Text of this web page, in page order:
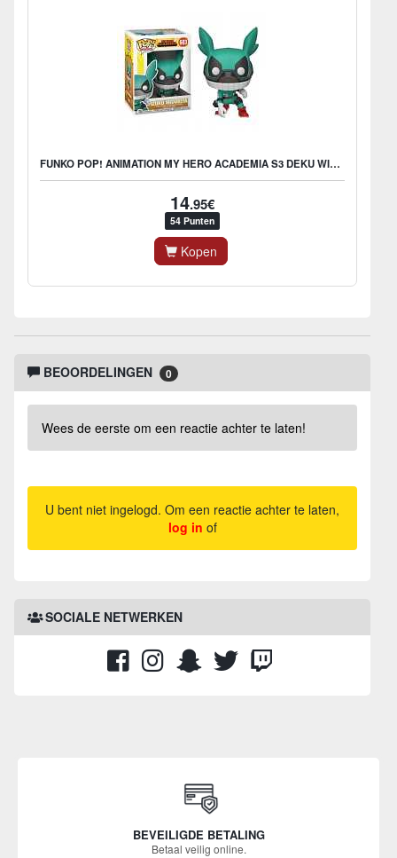
FUNKO POP! ANIMATION MY HERO ACADEMIA S3 DEKU WITH HELMET
14.95€
54 Punten
Kopen
BEOORDELINGEN 0
Wees de eerste om een reactie achter te laten!
U bent niet ingelogd. Om een reactie achter te laten,
log in of
SOCIALE NETWERKEN
BEVEILIGDE BETALING
Betaal veilig online.